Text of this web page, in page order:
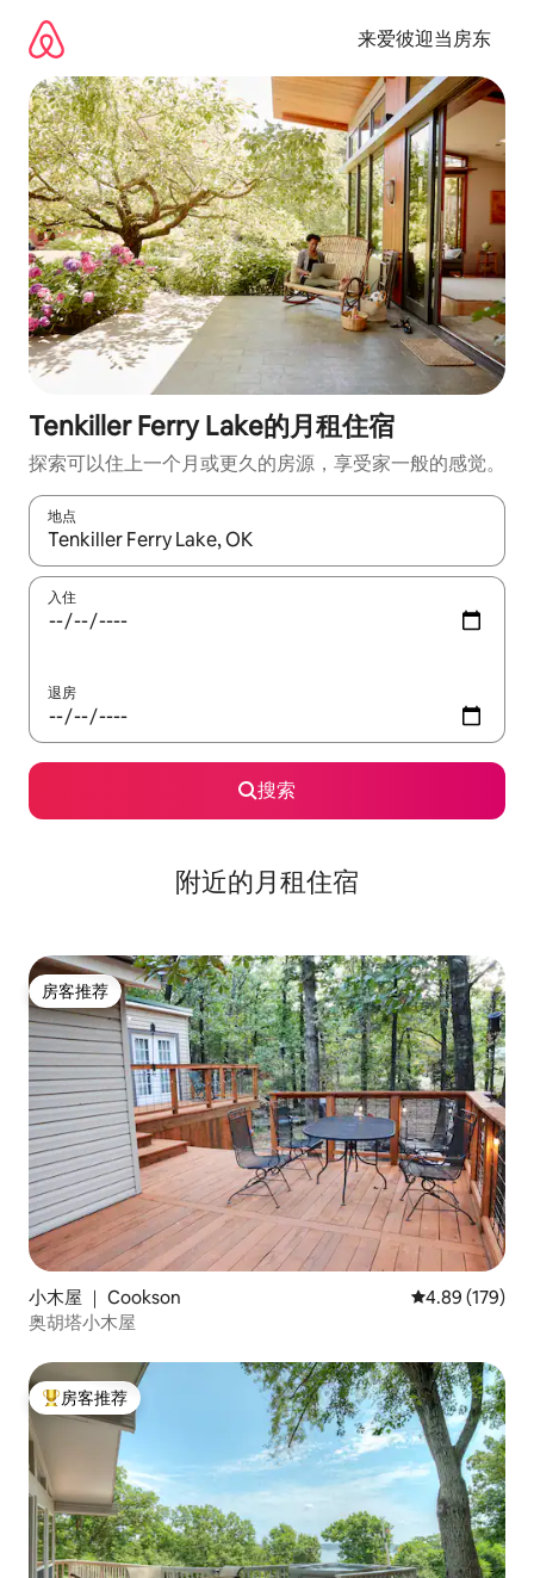
来爱彼迎当房东
Tenkiller Ferry Lake的月租住宿
探索可以住上一个月或更久的房源，享受家一般的感觉。
地点
如有搜索结果，请使用上下方向键查看，或通过点击或滑动手势
入住
退房
搜索
附近的月租住宿
房客推荐
房客推荐
小木屋 ｜ Cookson 平均评分 4.89
4.89 (179)
奥胡塔小木屋
热门「房客推荐」
房客推荐